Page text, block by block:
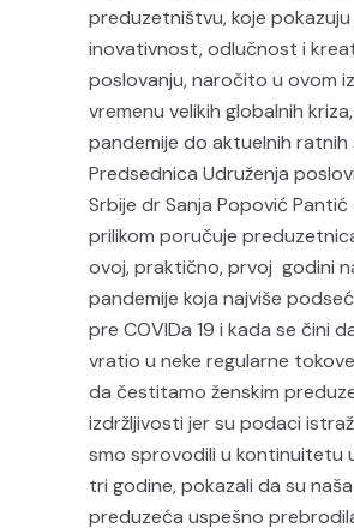
preduzetništvu, koje pokazuju
inovativnost, odlučnost i
poslovanju, naročito u ovom
vremenu velikih globalnih
pandemije do aktuelnih ratnih
Predsednica Udruženja
Srbije dr Sanja Popović Pantić
prilikom poručuje
ovoj, praktično, prvoj godini
pandemije koja najviše
pre COVIDa 19 i kada se čini
vratio u neke regularne
da čestitamo ženskim
izdržljivosti jer su podaci
smo sprovodili u kontinuitetu
tri godine, pokazali da su
preduzeća uspešno